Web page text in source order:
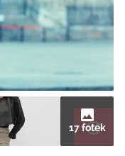
599 KČ
SVĚT ŽENY +
MANA (10 ks)
17 fotek